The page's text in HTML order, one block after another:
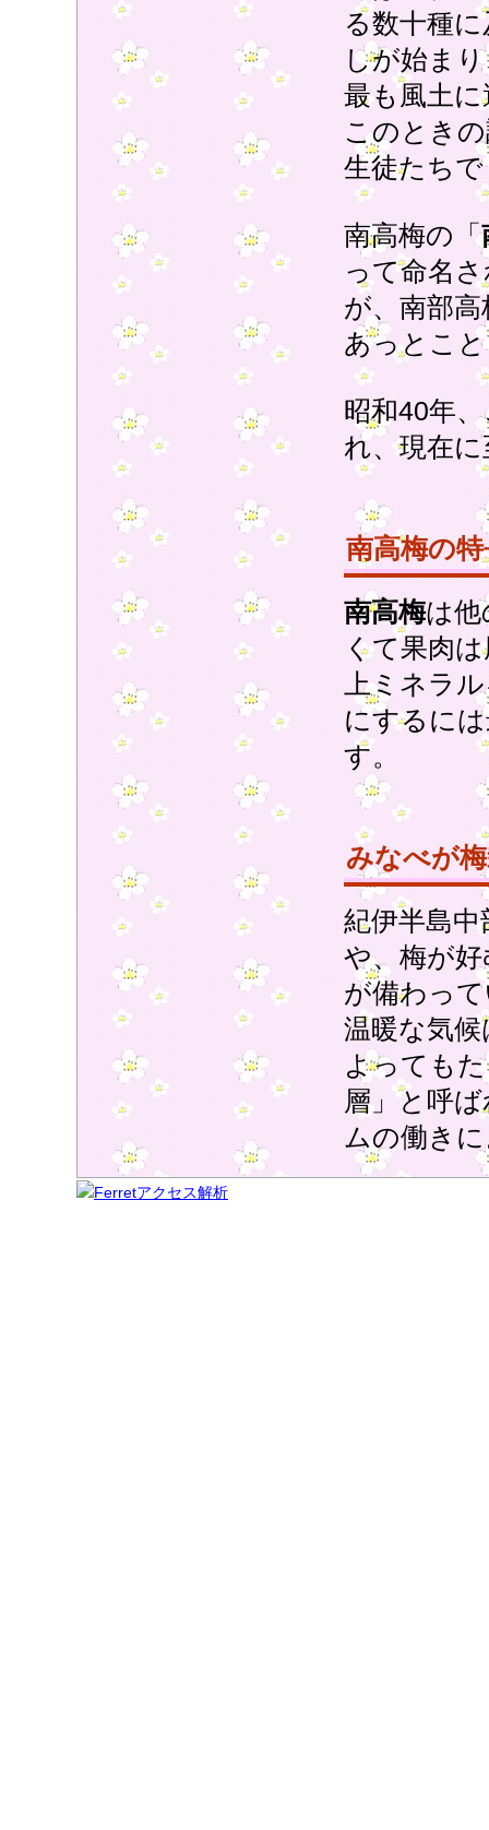
る数十種
しが始ま
最も風土
このとき
生徒たち
南高梅の「
って命名
が、南部
あっとこ
昭和40年
れ、現在
南高梅の
南高梅は他
くて果肉
上ミネラ
にするに
す。
みなべが
紀伊半島
や、梅が
が備わっ
温暖な気
よっても
層」と呼
ムの働き